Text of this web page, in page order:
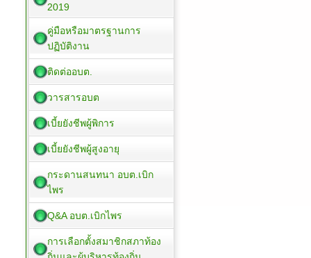
2019
คู่มือหรือมาตรฐานการ
ปฏิบัติงาน
ติดต่ออบต.
วารสารอบต
เบี้ยยังชีพผู้พิการ
เบี้ยยังชีพผู้สูงอายุ
กระดานสนทนา อบต.เบิก
ไพร
Q&A อบต.เบิกไพร
การเลือกตั้งสมาชิกสภาท้อง